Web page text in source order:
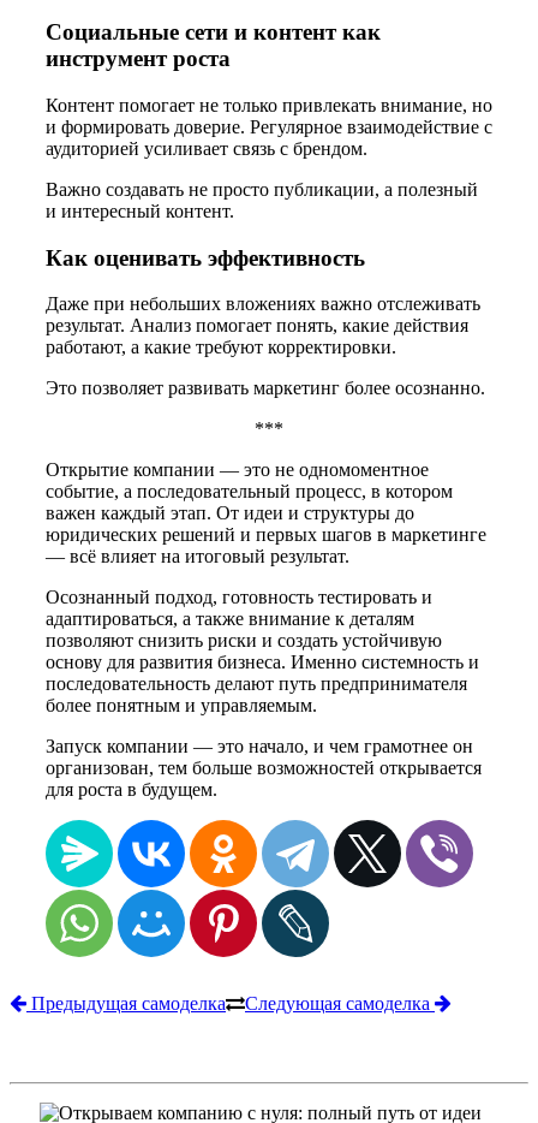
Социальные сети и контент как
инструмент роста
Контент помогает не только привлекать внимание, но
и формировать доверие. Регулярное взаимодействие с
аудиторией усиливает связь с брендом.
Важно создавать не просто публикации, а полезный
и интересный контент.
Как оценивать эффективность
Даже при небольших вложениях важно отслеживать
результат. Анализ помогает понять, какие действия
работают, а какие требуют корректировки.
Это позволяет развивать маркетинг более осознанно.
***
Открытие компании — это не одномоментное
событие, а последовательный процесс, в котором
важен каждый этап. От идеи и структуры до
юридических решений и первых шагов в маркетинге
— всё влияет на итоговый результат.
Осознанный подход, готовность тестировать и
адаптироваться, а также внимание к деталям
позволяют снизить риски и создать устойчивую
основу для развития бизнеса. Именно системность и
последовательность делают путь предпринимателя
более понятным и управляемым.
Запуск компании — это начало, и чем грамотнее он
организован, тем больше возможностей открывается
для роста в будущем.
Предыдущая самоделка Следующая самоделка